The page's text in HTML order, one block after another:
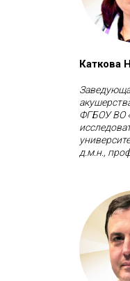
Каткова
ФГБОУ ВО
д.м.н.,